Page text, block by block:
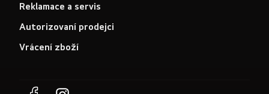
Reklamace a servis
Autorizovaní prodejci
Vrácení zboží